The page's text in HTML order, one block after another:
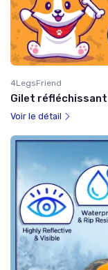
4LegsFriend
Gilet réfléchissant
Voir le détail